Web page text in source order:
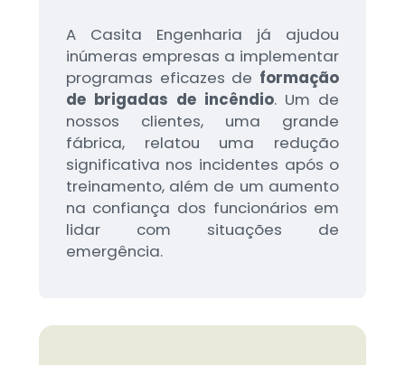
A Casita Engenharia já ajudou
inúmeras empresas a implementar
programas eficazes de formação
de brigadas de incêndio. Um de
nossos clientes, uma grande
fábrica, relatou uma redução
significativa nos incidentes após o
treinamento, além de um aumento
na confiança dos funcionários em
lidar com situações de
emergência.